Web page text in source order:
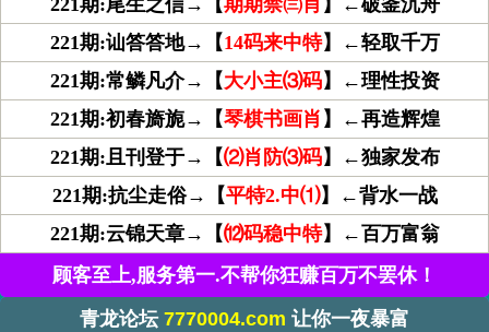
221期:尾生之信→【期期禁㈢肖 】←破釜沉舟
221期:讪答答地→【14码来中特】←轻取千万
221期:常鳞凡介→【大小主⑶码】←理性投资
221期:初春旖旎→【琴棋书画肖 】←再造辉煌
221期:且刊登于→【⑵肖防⑶码】←独家发布
221期:抗尘走俗→【平特2.中⑴】←背水一战
221期:云锦天章→【⑿码稳中特】←百万富翁
顾客至上,服务第一.不帮你狂赚百万不罢休！
青龙论坛7770004.com 让你一夜暴富